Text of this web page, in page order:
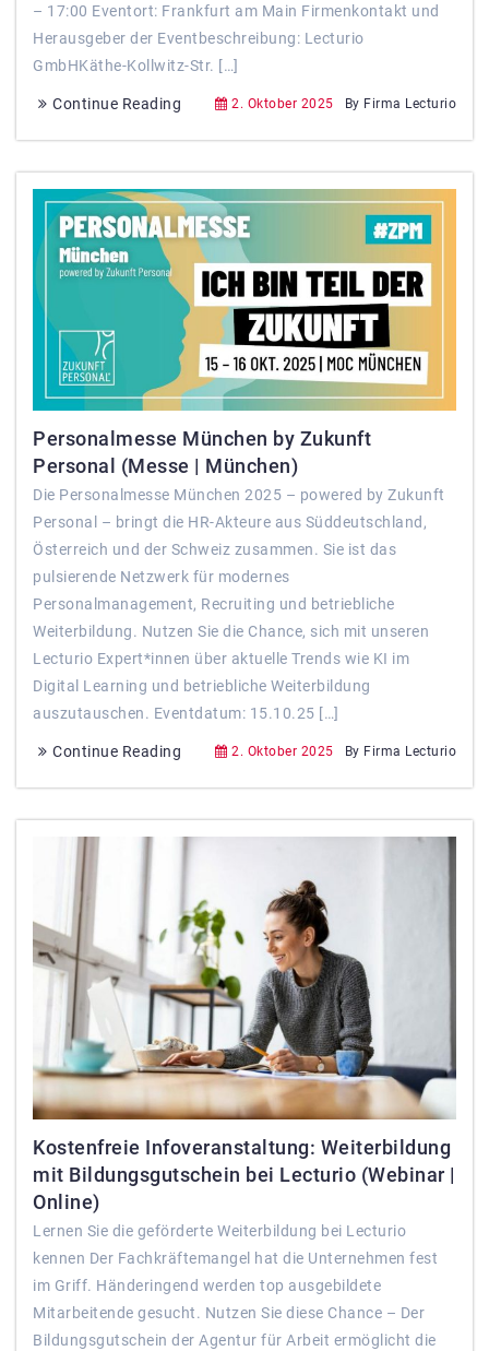
– 17:00 Eventort: Frankfurt am Main Firmenkontakt und
Herausgeber der Eventbeschreibung: Lecturio
GmbHKäthe-Kollwitz-Str. […]
Continue Reading 2. Oktober 2025 By Firma Lecturio
Personalmesse München by Zukunft
Personal (Messe | München)
Die Personalmesse München 2025 – powered by Zukunft
Personal – bringt die HR-Akteure aus Süddeutschland,
Österreich und der Schweiz zusammen. Sie ist das
pulsierende Netzwerk für modernes
Personalmanagement, Recruiting und betriebliche
Weiterbildung. Nutzen Sie die Chance, sich mit unseren
Lecturio Expert*innen über aktuelle Trends wie KI im
Digital Learning und betriebliche Weiterbildung
auszutauschen. Eventdatum: 15.10.25 […]
Continue Reading 2. Oktober 2025 By Firma Lecturio
Kostenfreie Infoveranstaltung: Weiterbildung
mit Bildungsgutschein bei Lecturio (Webinar |
Online)
Lernen Sie die geförderte Weiterbildung bei Lecturio
kennen​ Der Fachkräftemangel hat die Unternehmen fest
im Griff. Händeringend werden top ausgebildete
Mitarbeitende gesucht. Nutzen Sie diese Chance – Der
Bildungsgutschein der Agentur für Arbeit ermöglicht die